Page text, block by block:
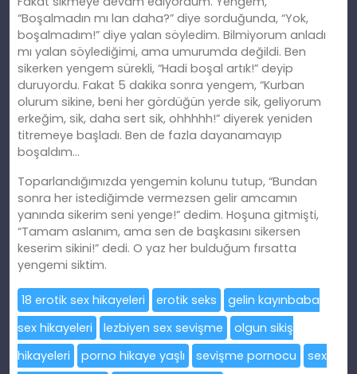
“Boşalmadın mı lan daha?” diye sorduğunda, “Yok,
boşalmadım!” diye yalan söyledim. Bilmiyorum anladı
mı yalan söylediğimi, ama umurumda değildi. Ben
sikerken yengem sürekli, “Hadi boşal artık!” deyip
duruyordu. Fakat 5 dakika sonra yengem, “Kurban
olurum sikine, beni her gördüğün yerde sik, geliyorum
erkeğim, sik, daha sert sik, ohhhhh!” diyerek yeniden
titremeye başladı. Ben de fazla dayanamayıp
boşaldım…
Toparlandığımızda yengemin kolunu tutup, “Bundan
sonra her istediğimde vermezsen gelir amcamın
yanında sikerim seni yenge!” dedim. Hoşuna gitmişti,
“Tamam aslanım, ama sen de başkasını sikersen
keserim sikini!” dedi. O yaz her bulduğum fırsatta
yengemi siktim.
18 erotik sex hikayeleri erotik seks
gelin kayınbaba
sex hikayeleri
lezbiyen sex sevişme
olgun sikiş
hikayeleri
porno hikaye yaşlı sevişme pornocu
sex